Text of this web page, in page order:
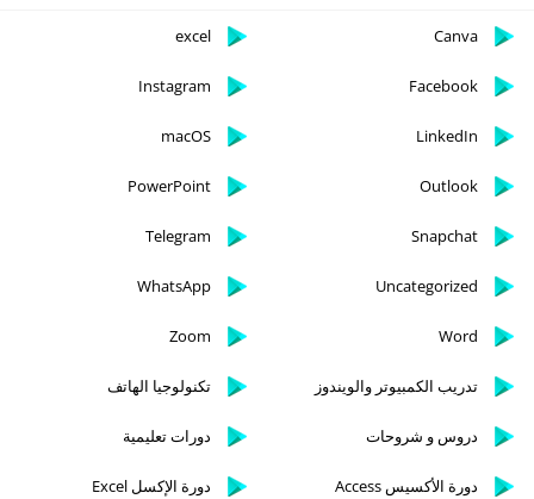
Canva
excel
Facebook
Instagram
LinkedIn
macOS
Outlook
PowerPoint
Snapchat
Telegram
Uncategorized
WhatsApp
Word
Zoom
تدريب الكمبيوتر والويندوز تكنولوجيا الهاتف
دروس و شروحات دورات تعليمية
دورة الأكسيس Access دورة الإكسل Excel